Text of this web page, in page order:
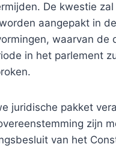
De kwestie zal
aangepakt in
waarvan de
in het parlement
juridische pakket
zijn
van het